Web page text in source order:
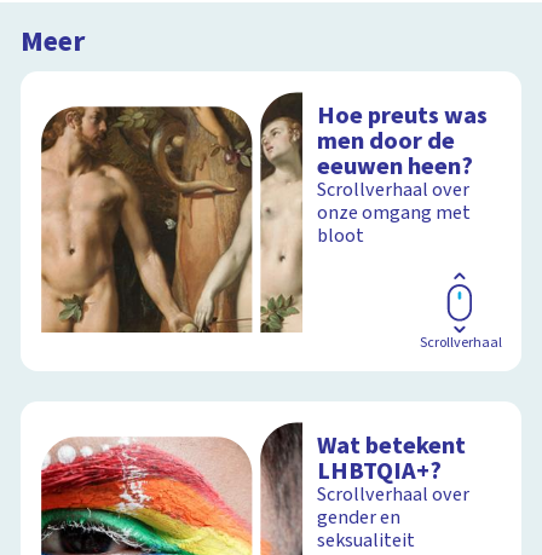
Meer
Hoe preuts was
men door de
eeuwen heen?
Scrollverhaal over
onze omgang met
bloot
Scrollverhaal
Wat betekent
LHBTQIA+?
Scrollverhaal over
gender en
seksualiteit